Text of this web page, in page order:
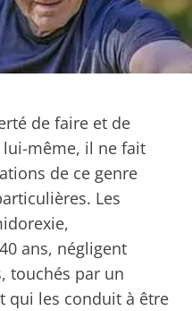
de faire et de
même, il ne fait
de ce genre
Les
ans, négligent
touchés par un
qui les conduit à être